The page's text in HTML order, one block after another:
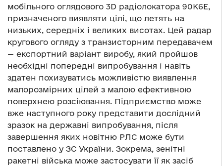
мобільного оглядового 3D радіолокатора 90К6Е,
призначеного виявляти цілі, що летять на
низьких, середніх і великих висотах. Цей радар
кругового огляду з транзисторним передавачем
— експортний варіант виробу, який пройшов
необхідні попередні випробування і навіть
здатен похизуватись можливістю виявлення
малорозмірних цілей з малою ефективною
поверхнею розсіювання. Підприємство може
вже наступного року представити дослідний
зразок на державні випробування, після
завершення яких новітню РЛС може бути
поставлено у ЗС України. Зокрема, зенітні
ракетні війська може застосувати її як засіб